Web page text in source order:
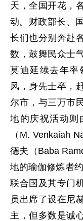
天，全国开花，
动。财政部长、
长们也分别奔赴
数，鼓舞民众士
莫迪延续去年率
风，身先士卒，
尔市，与三万市
地的庆祝活动则
（M. Venkaiah
德夫（Baba
地的瑜伽修炼者
联合国及其专门
员出席了设在尼
主，但多数是诚